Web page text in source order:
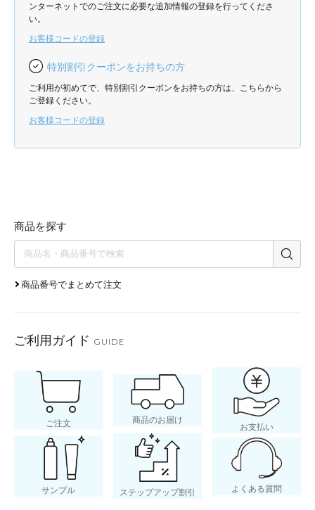
ンターネットでのご注文に必要な追加情報の登録を行ってくださ
い。
お客様コードの登録
特別割引クーポンをお持ちの方
ご利用が初めてで、特別割引クーポンをお持ちの方は、こちらから
ご登録ください。
お客様コードの登録
商品を探す
商品番号でまとめて注文
ご利用ガイド GUIDE
ご注文 商品のお届け
お支払い
サンプル ステップアップ割引 よくある質問